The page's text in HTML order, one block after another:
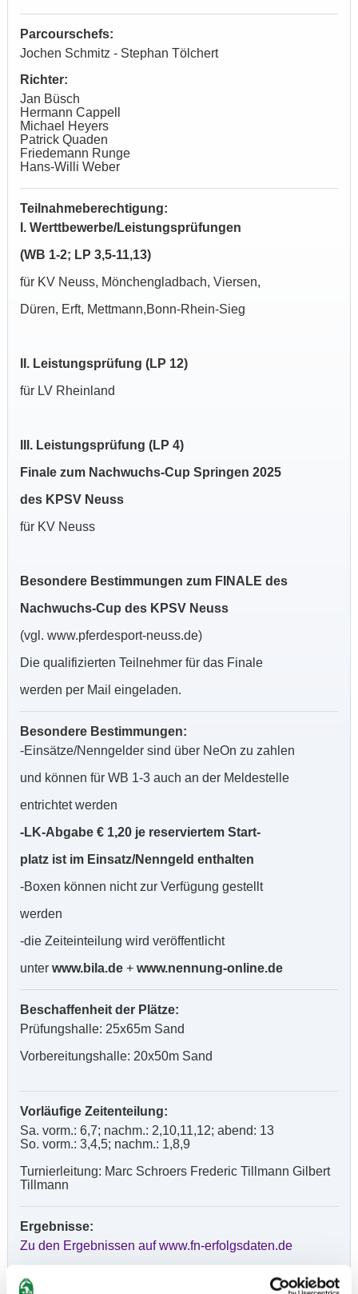
Parcourschefs:
Jochen Schmitz - Stephan Tölchert
Richter:
Jan Büsch
Hermann Cappell
Michael Heyers
Patrick Quaden
Friedemann Runge
Hans-Willi Weber
Teilnahmeberechtigung:
I. Werttbewerbe/Leistungsprüfungen
(WB 1-2; LP 3,5-11,13)
für KV Neuss, Mönchengladbach, Viersen,
Düren, Erft, Mettmann,Bonn-Rhein-Sieg
II. Leistungsprüfung (LP 12)
für LV Rheinland
III. Leistungsprüfung (LP 4)
Finale zum Nachwuchs-Cup Springen 2025
des KPSV Neuss
für KV Neuss
Besondere Bestimmungen zum FINALE des
Nachwuchs-Cup des KPSV Neuss
(vgl. www.pferdesport-neuss.de)
Die qualifizierten Teilnehmer für das Finale
werden per Mail eingeladen.
Besondere Bestimmungen:
-Einsätze/Nenngelder sind über NeOn zu zahlen
und können für WB 1-3 auch an der Meldestelle
entrichtet werden
-LK-Abgabe € 1,20 je reserviertem Start-
platz ist im Einsatz/Nenngeld enthalten
-Boxen können nicht zur Verfügung gestellt
werden
-die Zeiteinteilung wird veröffentlicht
unter www.bila.de + www.nennung-online.de
Beschaffenheit der Plätze:
Prüfungshalle: 25x65m Sand
Vorbereitungshalle: 20x50m Sand
Vorläufige Zeitenteilung:
Sa. vorm.: 6,7; nachm.: 2,10,11,12; abend: 13
So. vorm.: 3,4,5; nachm.: 1,8,9
Turnierleitung: Marc Schroers Frederic Tillmann Gilbert
Tillmann
Ergebnisse:
Zu den Ergebnissen auf www.fn-erfolgsdaten.de